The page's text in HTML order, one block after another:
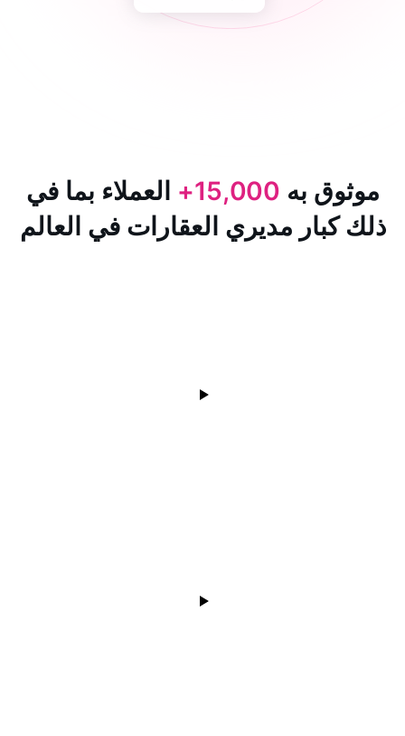
به15,000+ العملاء بما في
مديري العقارات في العالم